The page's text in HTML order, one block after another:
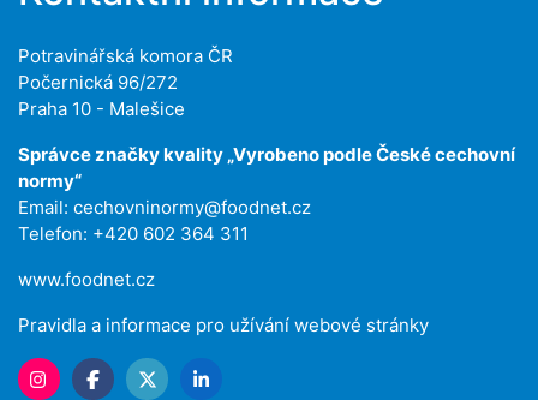
Potravinářská komora ČR
Počernická 96/272
Praha 10 - Malešice
Správce značky kvality „Vyrobeno podle České cechovní
normy“
Email: cechovninormy@foodnet.cz
Telefon: +420 602 364 311
www.foodnet.cz
Pravidla a informace pro užívání webové stránky